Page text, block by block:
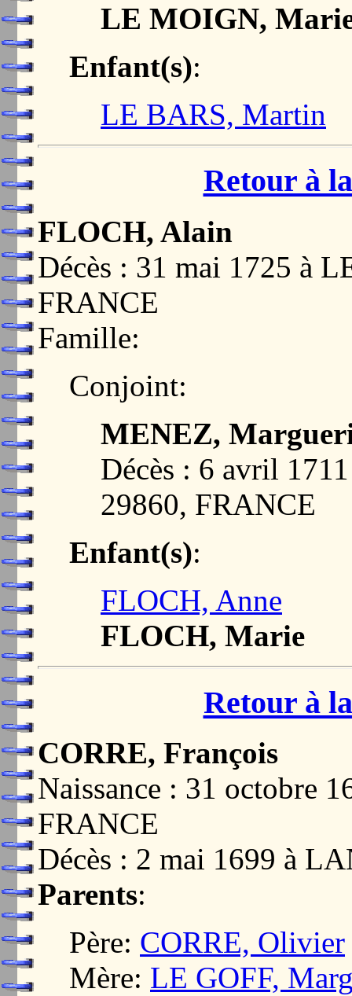
LE MOIGN,
Enfant(s):
LE BARS, Martin
Retour à
FLOCH, Alain
Décès : 31 mai 1725 à
FRANCE
Famille:
Conjoint:
MENEZ,
Décès : 6 avril
29860, FRANCE
Enfant(s):
FLOCH, Anne
FLOCH, Marie
Retour à
CORRE, François
Naissance : 31 octobre
FRANCE
Décès : 2 mai 1699 à
Parents:
Père: CORRE, Olivier
Mère: LE GOFF,